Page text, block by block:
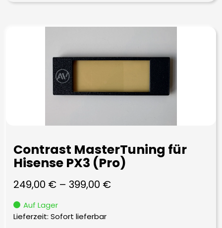
Contrast MasterTuning für
Hisense PX3 (Pro)
249,00 € – 399,00 €
Auf Lager
Lieferzeit: Sofort lieferbar